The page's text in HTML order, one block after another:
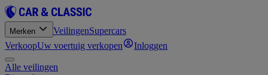
Merken VeilingenSupercars
VerkoopUw voertuig verkopen Inloggen
Alle veilingen